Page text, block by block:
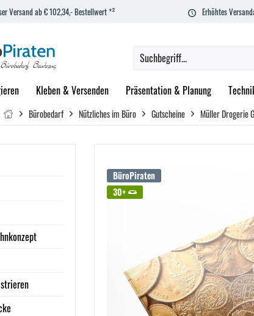
Versand ab € 102,34,- Bestellwert *² Erhöhtes
Kleben & Versenden Präsentation & Planung
Bürobedarf Nützliches im Büro Gutscheine Müller Drogerie
BüroPiraten
30+